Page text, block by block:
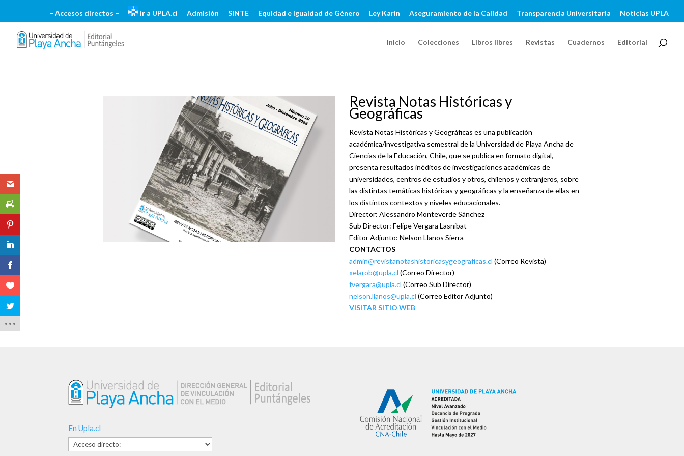
– Accesos directos – Ir a UPLA.cl Admisión SINTE Equidad e Igualdad de Género Ley Karin Aseguramiento de la Calidad Transparencia Universitaria Noticias UPLA
Inicio Colecciones Libros libres Revistas Cuadernos Editorial
Revista Notas Históricas y
Geográficas
Revista Notas Históricas y Geográficas es una publicación
académica/investigativa semestral de la Universidad de Playa Ancha de
Ciencias de la Educación, Chile, que se publica en formato digital,
presenta resultados inéditos de investigaciones académicas de
universidades, centros de estudios y otros, chilenos y extranjeros, sobre
las distintas temáticas históricas y geográficas y la enseñanza de ellas en
los distintos contextos y niveles educacionales.
Director: Alessandro Monteverde Sánchez
Sub Director: Felipe Vergara Lasnibat
Editor Adjunto: Nelson Llanos Sierra
CONTACTOS
admin@revistanotashistoricasygeograficas.cl (Correo Revista)
xelarob@upla.cl (Correo Director)
fvergara@upla.cl (Correo Sub Director)
nelson.llanos@upla.cl (Correo Editor Adjunto)
VISITAR SITIO WEB
En Upla.cl